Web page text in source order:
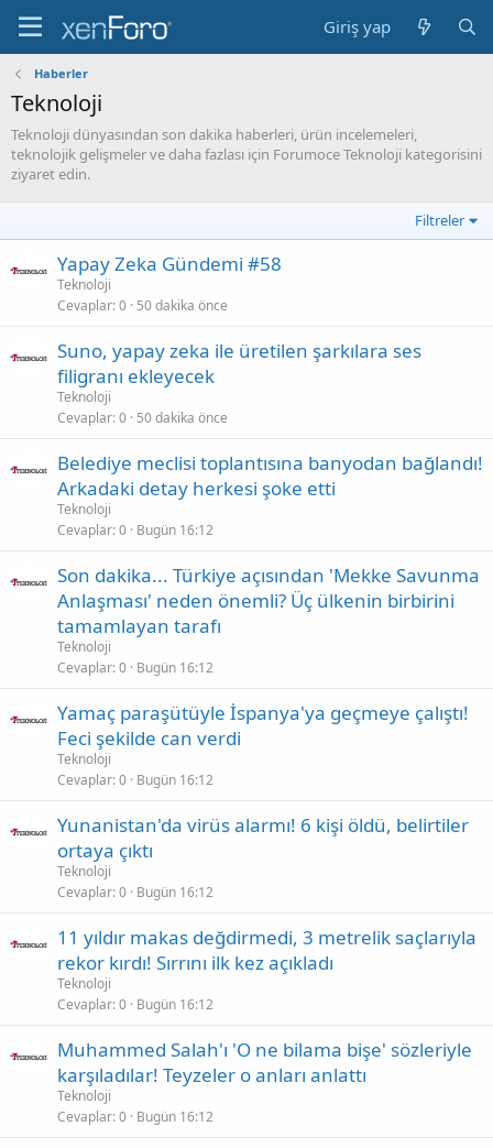
Giriş yap
Haberler
Teknoloji
Teknoloji dünyasından son dakika haberleri, ürün incelemeleri,
teknolojik gelişmeler ve daha fazlası için Forumoce Teknoloji kategorisini
ziyaret edin.
Filtreler
Yapay Zeka Gündemi #58
Teknoloji
Cevaplar 0 50 dakika önce
Suno, yapay zeka ile üretilen şarkılara ses
filigranı ekleyecek
Teknoloji
Cevaplar 0 50 dakika önce
Belediye meclisi toplantısına banyodan bağlandı!
Arkadaki detay herkesi şoke etti
Teknoloji
Cevaplar 0 Bugün 16:12
Son dakika... Türkiye açısından 'Mekke Savunma
Anlaşması' neden önemli? Üç ülkenin birbirini
tamamlayan tarafı
Teknoloji
Cevaplar 0 Bugün 16:12
Yamaç paraşütüyle İspanya'ya geçmeye çalıştı!
Feci şekilde can verdi
Teknoloji
Cevaplar 0 Bugün 16:12
Yunanistan'da virüs alarmı! 6 kişi öldü, belirtiler
ortaya çıktı
Teknoloji
Cevaplar 0 Bugün 16:12
11 yıldır makas değdirmedi, 3 metrelik saçlarıyla
rekor kırdı! Sırrını ilk kez açıkladı
Teknoloji
Cevaplar 0 Bugün 16:12
Muhammed Salah'ı 'O ne bilama bişe' sözleriyle
karşıladılar! Teyzeler o anları anlattı
Teknoloji
Cevaplar 0 Bugün 16:12